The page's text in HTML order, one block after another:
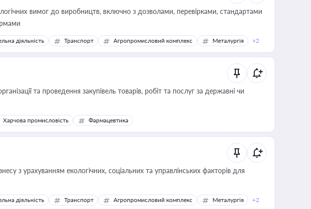
вимог до виробництв, включно з дозволами, перевірками, стандартами
діяльність Транспорт Агропромисловий комплекс Металургія +2
та проведення закупівель товарів, робіт та послуг за державні чи
Харчова промисловість Фармацевтика
з урахуванням екологічних, соціальних та управлінських факторів для
діяльність Транспорт Агропромисловий комплекс Металургія +2